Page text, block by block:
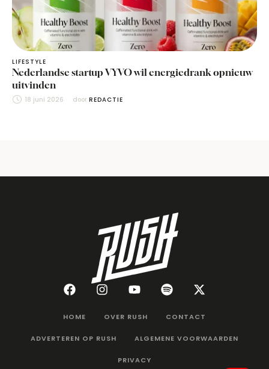
LIFESTYLE
Nederlandse startup VYVO wil energiedrank opnieuw
uitvinden
18 juni 2026 door REDACTIE
HOME OVER RUSH CONTACT
ADVERTEREN OP RUSH ALGEMENE VOORWAARDEN
PRIVACY